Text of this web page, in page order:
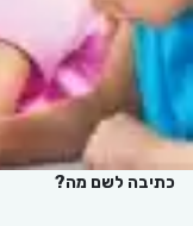
כתיבה לשם מה?